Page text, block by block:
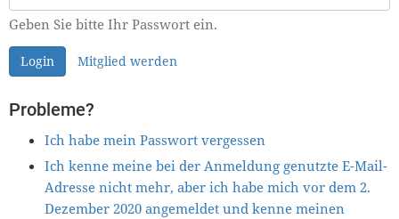
Geben Sie bitte Ihr Passwort ein.
Login Mitglied werden
Probleme?
Ich habe mein Passwort vergessen
Ich kenne meine bei der Anmeldung genutzte E-Mail-
Adresse nicht mehr, aber ich habe mich vor dem 2.
Dezember 2020 angemeldet und kenne meinen